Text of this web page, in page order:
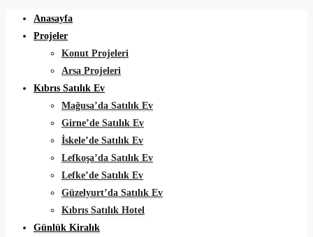
Anasayfa
Projeler
Konut Projeleri
Arsa Projeleri
Kıbrıs Satılık Ev
Mağusa’da Satılık Ev
Girne’de Satılık Ev
İskele’de Satılık Ev
Lefkoşa’da Satılık Ev
Lefke’de Satılık Ev
Güzelyurt’da Satılık Ev
Kıbrıs Satılık Hotel
Günlük Kiralık